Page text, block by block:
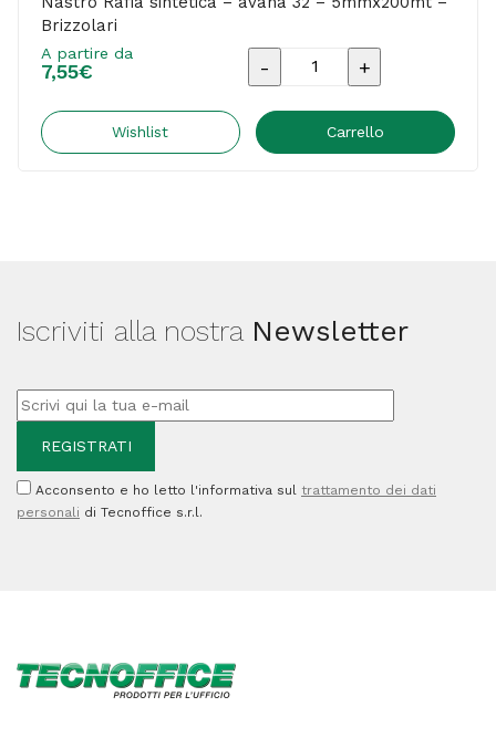
Brizzolari
A partire da
7,55€
Nastro
sintetica
-
quantità
Wishlist Carrello
Iscriviti alla nostra Newsletter
Acconsento e ho letto l'informativa sul trattamento dei dati
personali di Tecnoffice s.r.l.